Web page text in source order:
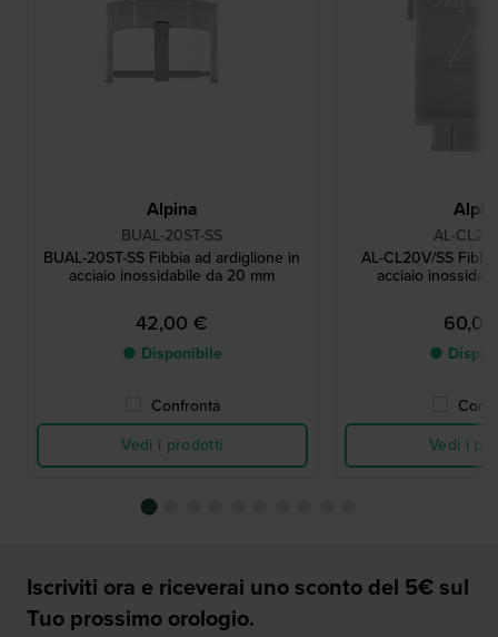
Alpina
BUAL-20ST-SS
BUAL-20ST-SS Fibbia ad ardiglione in
acciaio inossidabile da 20 mm
42,00 €
● Disponibile
Confronta
Vedi i prodotti
AL-
AL-CL20V/SS
acciaio
●
Vedi i
Iscriviti ora e riceverai uno sconto del 5€ sul
Tuo prossimo orologio.